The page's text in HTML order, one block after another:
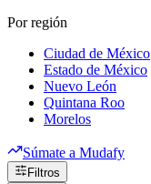
Por región
Ciudad de México
Estado de México
Nuevo León
Quintana Roo
Morelos
Súmate a Mudafy
Filtros